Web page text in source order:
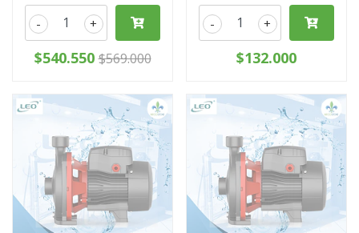
+
-
$540.550 $569.000
+
-
$132.000